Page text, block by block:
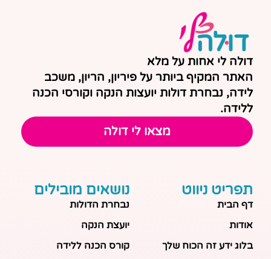
דולה לי אחות על מלא
האתר המקיף ביותר על פיריון, הריון, משכב
לידה, נבחרת דולות יועצות הנקה וקורסי הכנה
ללידה.
מצאו לי דולה
תפריט ניווט
דף הבית
אודות
בלוג ידע זה הכוח שלך
נושאים מובילים
נבחרת הדולות
יועצת הנקה
קורס הכנה ללידה